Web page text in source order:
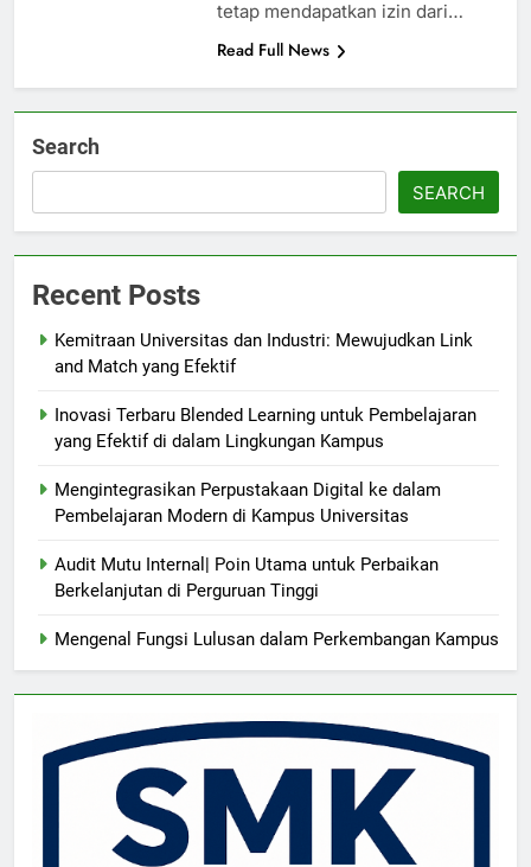
tetap mendapatkan izin dari…
Read Full News
Search
SEARCH
Recent Posts
Kemitraan Universitas dan Industri: Mewujudkan Link
and Match yang Efektif
Inovasi Terbaru Blended Learning untuk Pembelajaran
yang Efektif di dalam Lingkungan Kampus
Mengintegrasikan Perpustakaan Digital ke dalam
Pembelajaran Modern di Kampus Universitas
Audit Mutu Internal| Poin Utama untuk Perbaikan
Berkelanjutan di Perguruan Tinggi
Mengenal Fungsi Lulusan dalam Perkembangan Kampus